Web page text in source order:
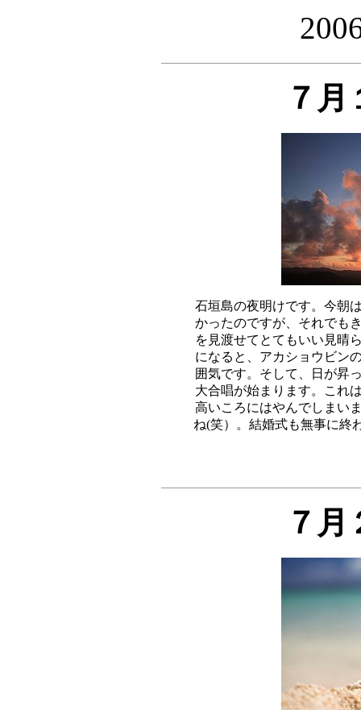
７
石垣島の夜明けです。今朝
かったのですが、それでも
を見渡せてとてもいい見晴
になると、アカショウビン
囲気です。そして、日が昇
大合唱が始まります。これ
高いころにはやんでしまい
７